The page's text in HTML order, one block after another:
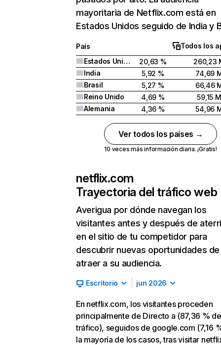
mayoritaria de Netflix.com está en
Estados Unidos seguido de India y
País
Todos los
Estados Unidos
20,63 %
260,23
India
5,92 %
74,69
Brasil
5,27 %
66,46
Reino Unido
4,69 %
59,15 M
Alemania
4,36 % 54,96
Ver todos los países →
10 veces más información diaria. ¡Gratis!
netflix.com
Trayectoria del tráfico web
Averigua por dónde navegan los
visitantes antes y después de
en el sitio de tu competidor para
descubrir nuevas oportunidades de
atraer a su audiencia.
Escritorio jun 2026
En netflix.com, los visitantes proceden
principalmente de Directo a (87,36 % de
tráfico), seguidos de google.com (7,16
la mayoría de los casos, tras visitar